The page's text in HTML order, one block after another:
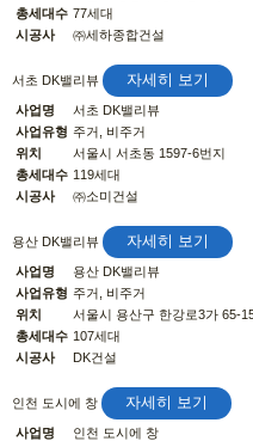
총세대수 77세대
시공사
㈜세하종합건설
서초 DK밸리뷰 자세히 보기
사업명
서초 DK밸리뷰
사업유형 주거, 비주거
위치
서울시 서초동 1597-6번지
총세대수 119세대
시공사
㈜소미건설
용산 DK밸리뷰 자세히 보기
사업명
용산 DK밸리뷰
사업유형 주거, 비주거
위치
서울시 용산구 한강로3가 65-
총세대수 107세대
시공사
DK건설
인천 도시에 창 자세히 보기
사업명
인천 도시에 창